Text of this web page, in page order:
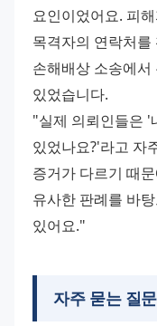
요인이었어요. 피
목격자의 연락처
손해배상 소송에
있었습니다.
"실제 의뢰인들은 '
있었나요?'라고 자
증거가 다르기 때
유사한 판례를 바
있어요."
자주 묻는 질문